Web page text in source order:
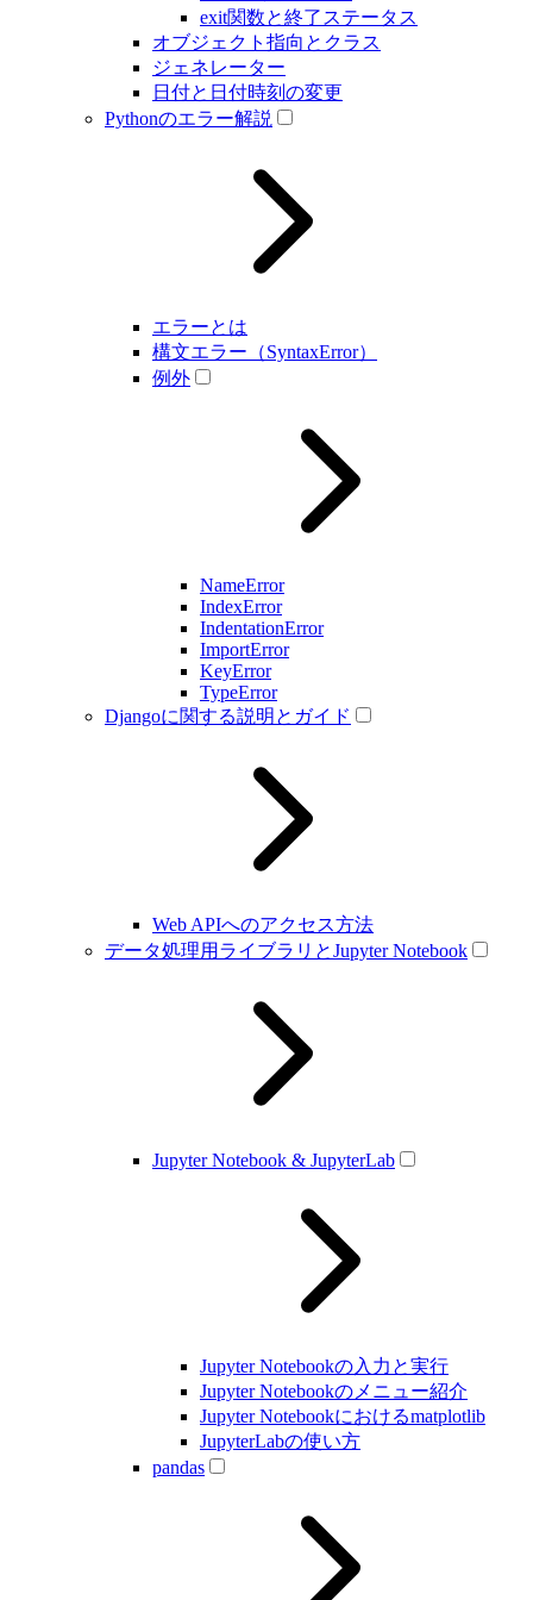
exit関数と終了ステータス
オブジェクト指向とクラス
ジェネレーター
日付と日付時刻の変更
Pythonのエラー解説
エラーとは
構文エラー（SyntaxError）
例外
NameError
IndexError
IndentationError
ImportError
KeyError
TypeError
Djangoに関する説明とガイド
Web APIへのアクセス方法
データ処理用ライブラリとJupyter Notebook
Jupyter Notebook & JupyterLab
Jupyter Notebookの入力と実行
Jupyter Notebookのメニュー紹介
Jupyter Notebookにおけるmatplotlib
JupyterLabの使い方
pandas